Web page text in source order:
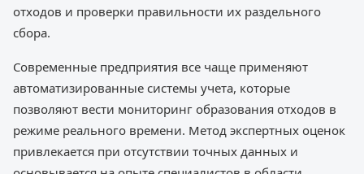
отходов и проверки правильности их раздельного
сбора.
Современные предприятия все чаще применяют
автоматизированные системы учета, которые
позволяют вести мониторинг образования отходов в
режиме реального времени. Метод экспертных оценок
привлекается при отсутствии точных данных и